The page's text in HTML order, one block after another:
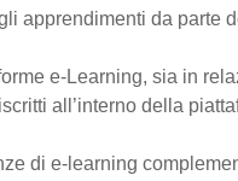
apprendimenti da
e-Learning, sia in
all’interno della
di e-learning